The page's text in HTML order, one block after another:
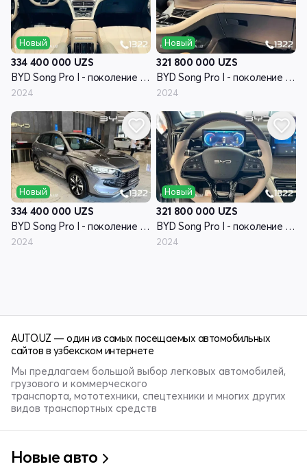
Новый
334 400 000 UZS
BYD Song Pro I - поколение рестайлинг
2024
Новый
321 800 000 UZS
BYD Song Pro I - поколение рестайлинг
2024
Новый
334 400 000 UZS
BYD Song Pro I - поколение рестайлинг
2024
Новый
321 800 000 UZS
BYD Song Pro I - поколение рестайлинг
2024
AUTO.UZ — один из самых посещаемых автомобильных
сайтов в узбекском интернете
Мы предлагаем большой выбор легковых автомобилей,
грузового и коммерческого
транспорта, мототехники, спецтехники и многих других
видов транспортных средств
Новые авто